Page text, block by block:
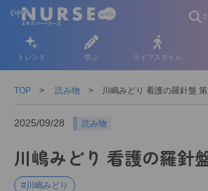
トレンド 学ぶ ライフスタイル
TOP 読み物 川嶋みどり 看護の羅針盤
2025/09/28 読み物
川嶋みどり 看護の羅針
#川嶋みどり